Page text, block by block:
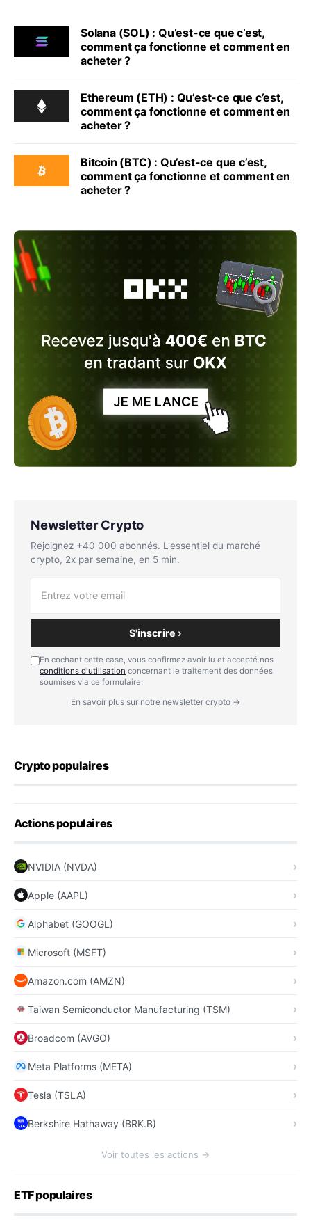
Solana (SOL) : Qu’est-ce que c’est,
comment ça fonctionne et comment en
acheter ?
Ethereum (ETH) : Qu’est-ce que c’est,
comment ça fonctionne et comment en
acheter ?
Bitcoin (BTC) : Qu’est-ce que c’est,
comment ça fonctionne et comment en
acheter ?
Newsletter Crypto
Rejoignez +40 000 abonnés. L'essentiel du marché
crypto, 2x par semaine, en 5 min.
S'inscrire ›
En cochant cette case, vous confirmez avoir lu et accepté nos
conditions d'utilisation concernant le traitement des données
soumises via ce formulaire.
En savoir plus sur notre newsletter crypto →
Crypto populaires
Actions populaires
NVIDIA (NVDA)
Apple (AAPL)
Alphabet (GOOGL)
Microsoft (MSFT)
Amazon.com (AMZN)
Taiwan Semiconductor Manufacturing (TSM)
Broadcom (AVGO)
Meta Platforms (META)
Tesla (TSLA)
Berkshire Hathaway (BRK.B)
Voir toutes les actions →
ETF populaires